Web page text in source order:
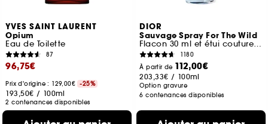
YVES SAINT LAURENT
Opium
Eau de Toilette
87
96,75€
Prix d'origine : 129,00€ -25%
193,50€ / 100ml
2 contenances disponibles
DIOR
Sauvage Spray For The Wild
Flacon 30 ml et étui couture en édition limitée
1180
À partir de 112,00€
203,33€ / 100ml
Option gravure
6 contenances disponibles